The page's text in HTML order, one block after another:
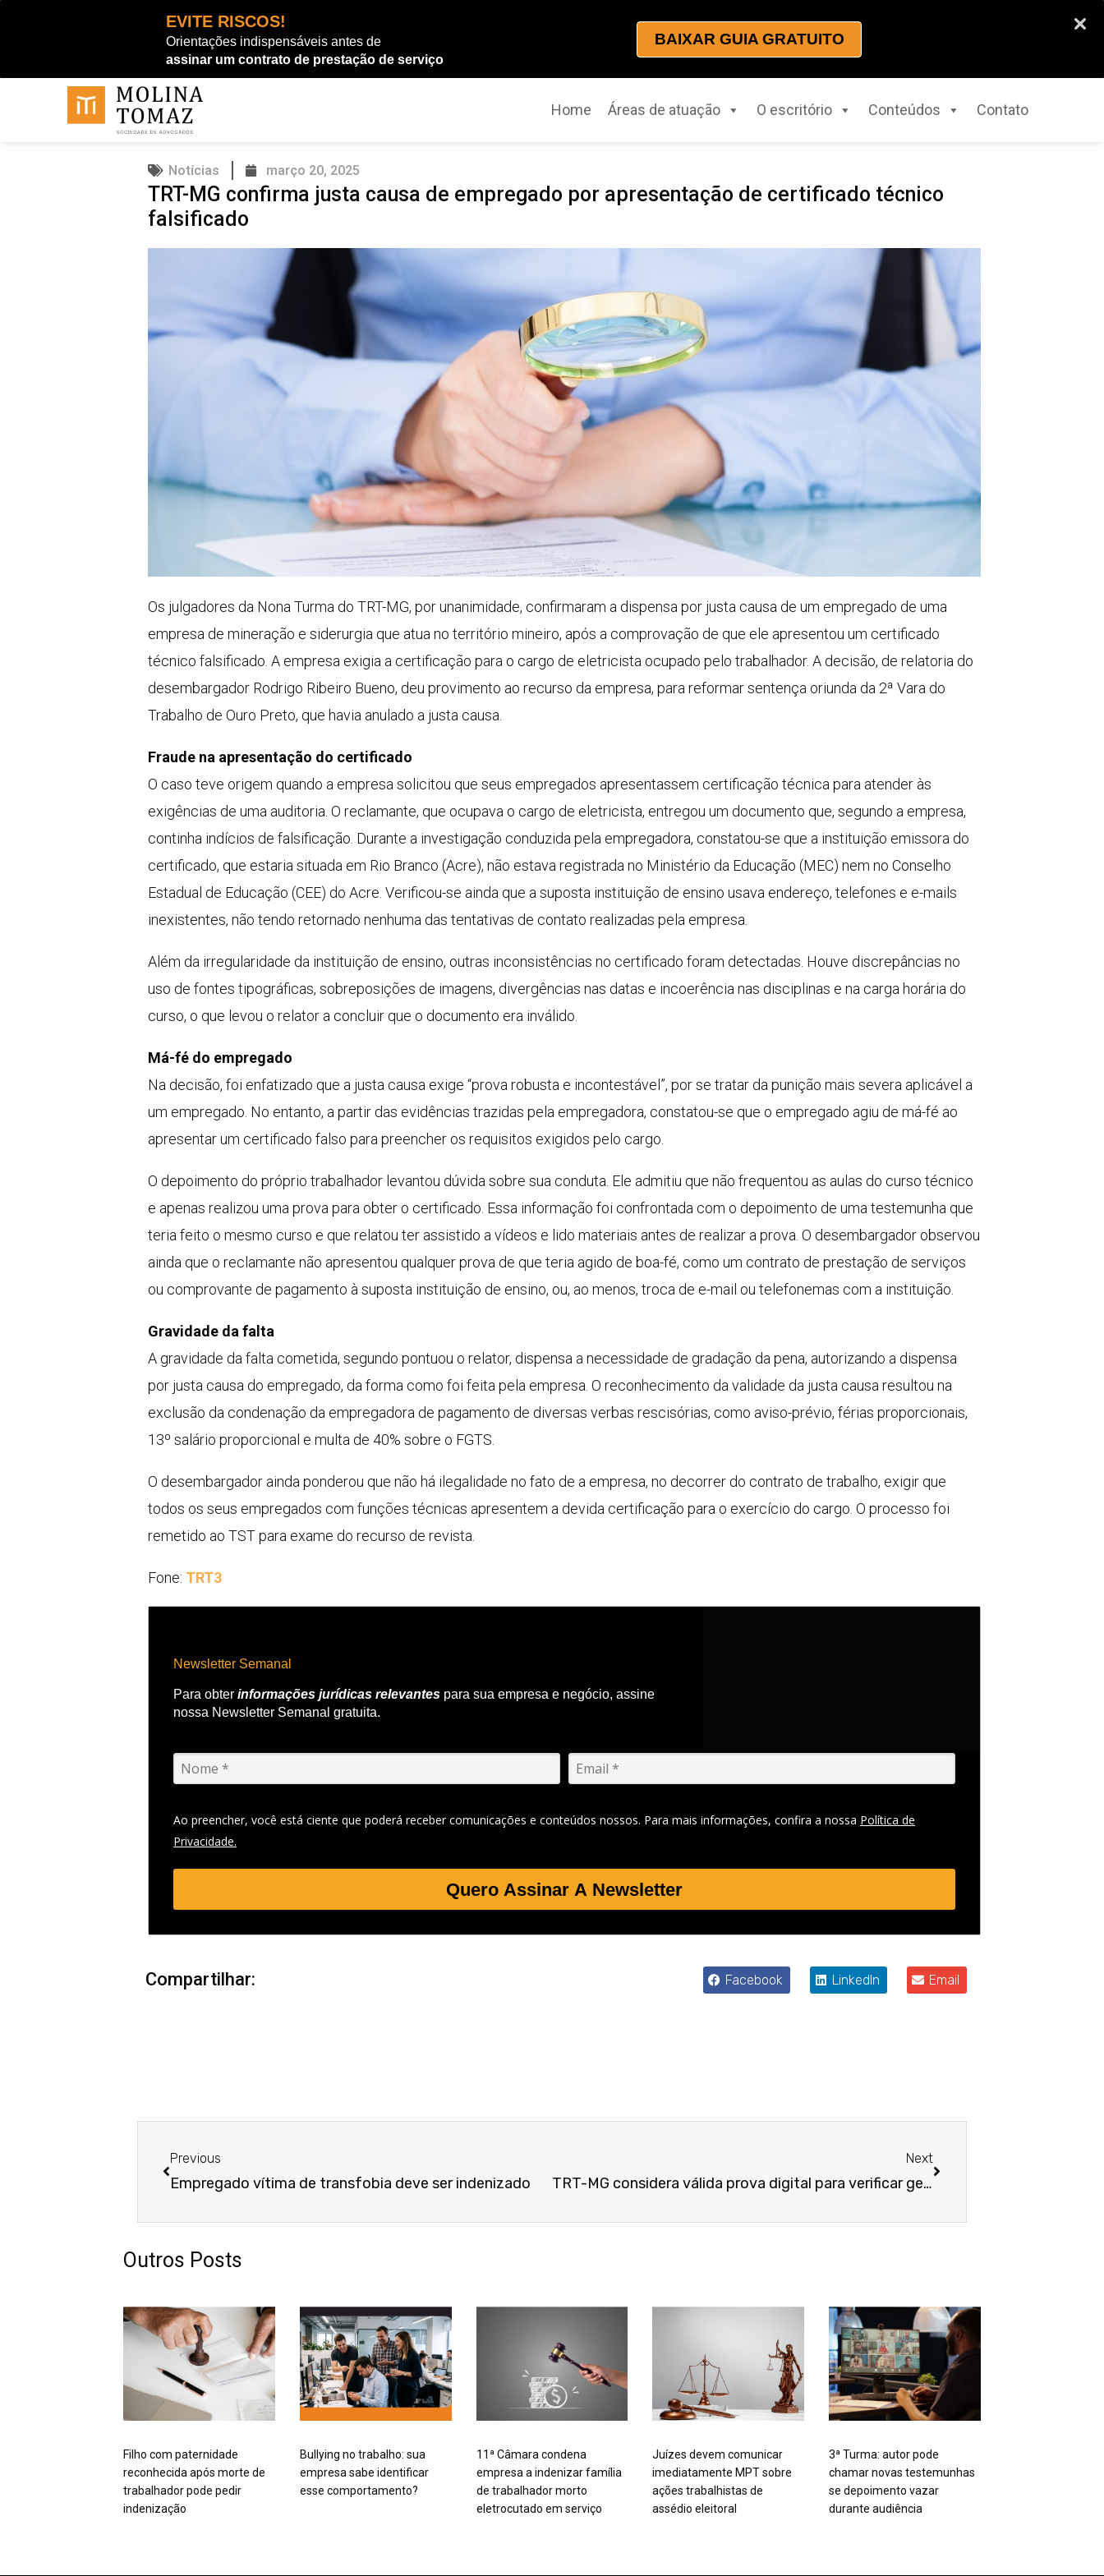
EVITE RISCOS!
Orientações indispensáveis antes de
assinar um contrato de prestação de serviço
BAIXAR GUIA GRATUITO
conteúdo
Home Áreas de atuação O escritório Conteúdos Contato
Notícias março 20, 2025
TRT-MG confirma justa causa de empregado por apresentação de certificado técnico
falsificado
Os julgadores da Nona Turma do TRT-MG, por unanimidade, confirmaram a dispensa por justa causa de um empregado de uma
empresa de mineração e siderurgia que atua no território mineiro, após a comprovação de que ele apresentou um certificado
técnico falsificado. A empresa exigia a certificação para o cargo de eletricista ocupado pelo trabalhador. A decisão, de relatoria do
desembargador Rodrigo Ribeiro Bueno, deu provimento ao recurso da empresa, para reformar sentença oriunda da 2ª Vara do
Trabalho de Ouro Preto, que havia anulado a justa causa.
Fraude na apresentação do certificado
O caso teve origem quando a empresa solicitou que seus empregados apresentassem certificação técnica para atender às
exigências de uma auditoria. O reclamante, que ocupava o cargo de eletricista, entregou um documento que, segundo a empresa,
continha indícios de falsificação. Durante a investigação conduzida pela empregadora, constatou-se que a instituição emissora do
certificado, que estaria situada em Rio Branco (Acre), não estava registrada no Ministério da Educação (MEC) nem no Conselho
Estadual de Educação (CEE) do Acre. Verificou-se ainda que a suposta instituição de ensino usava endereço, telefones e e-mails
inexistentes, não tendo retornado nenhuma das tentativas de contato realizadas pela empresa.
Além da irregularidade da instituição de ensino, outras inconsistências no certificado foram detectadas. Houve discrepâncias no
uso de fontes tipográficas, sobreposições de imagens, divergências nas datas e incoerência nas disciplinas e na carga horária do
curso, o que levou o relator a concluir que o documento era inválido.
Má-fé do empregado
Na decisão, foi enfatizado que a justa causa exige “prova robusta e incontestável”, por se tratar da punição mais severa aplicável a
um empregado. No entanto, a partir das evidências trazidas pela empregadora, constatou-se que o empregado agiu de má-fé ao
apresentar um certificado falso para preencher os requisitos exigidos pelo cargo.
O depoimento do próprio trabalhador levantou dúvida sobre sua conduta. Ele admitiu que não frequentou as aulas do curso técnico
e apenas realizou uma prova para obter o certificado. Essa informação foi confrontada com o depoimento de uma testemunha que
teria feito o mesmo curso e que relatou ter assistido a vídeos e lido materiais antes de realizar a prova. O desembargador observou
ainda que o reclamante não apresentou qualquer prova de que teria agido de boa-fé, como um contrato de prestação de serviços
ou comprovante de pagamento à suposta instituição de ensino, ou, ao menos, troca de e-mail ou telefonemas com a instituição.
Gravidade da falta
A gravidade da falta cometida, segundo pontuou o relator, dispensa a necessidade de gradação da pena, autorizando a dispensa
por justa causa do empregado, da forma como foi feita pela empresa. O reconhecimento da validade da justa causa resultou na
exclusão da condenação da empregadora de pagamento de diversas verbas rescisórias, como aviso-prévio, férias proporcionais,
13º salário proporcional e multa de 40% sobre o FGTS.
O desembargador ainda ponderou que não há ilegalidade no fato de a empresa, no decorrer do contrato de trabalho, exigir que
todos os seus empregados com funções técnicas apresentem a devida certificação para o exercício do cargo. O processo foi
remetido ao TST para exame do recurso de revista.
Fone: TRT3
Newsletter Semanal
Para obter informações jurídicas relevantes para sua empresa e negócio, assine
nossa Newsletter Semanal gratuita.
Ao preencher, você está ciente que poderá receber comunicações e conteúdos nossos. Para mais informações, confira a nossa Política de
Privacidade.
Quero Assinar A Newsletter
Compartilhar: Facebook LinkedIn Email
Previous
Empregado vítima de transfobia deve ser indenizado
Next
TRT-MG considera válida prova digital para verificar geolocalização e horas extras de bancária
Outros Posts
Filho com paternidade
reconhecida após morte de
trabalhador pode pedir
indenização
Bullying no trabalho: sua
empresa sabe identificar
esse comportamento?
11ª Câmara condena
empresa a indenizar família
de trabalhador morto
eletrocutado em serviço
Juízes devem comunicar
imediatamente MPT sobre
ações trabalhistas de
assédio eleitoral
3ª Turma: autor pode
chamar novas testemunhas
se depoimento vazar
durante audiência